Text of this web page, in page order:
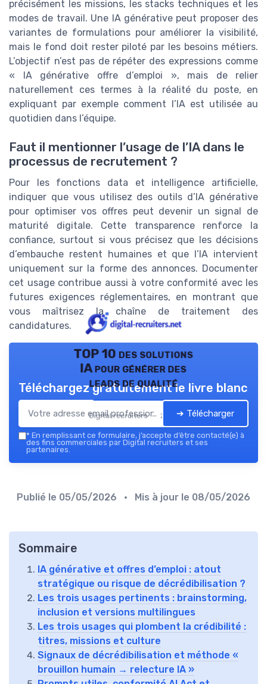
précisément les missions, les stacks techniques et les
modes de travail. Une IA générative peut proposer des
variantes de formulations pour améliorer la visibilité,
mais le fond doit rester piloté par les besoins métiers.
L’objectif n’est pas de répéter des expressions comme
« IA générative offre d’emploi », mais de relier
naturellement ces termes à la réalité du poste, en
expliquant par exemple comment l’IA est utilisée au
quotidien dans l’équipe.
Faut il mentionner l’usage de l’IA dans le
processus de recrutement ?
Pour les fonctions data et intelligence artificielle,
indiquer que vous utilisez des outils d’IA générative
pour optimiser vos offres peut devenir un signal de
maturité digitale. Cette transparence renforce la
confiance, surtout si vous précisez que les décisions
d’embauche restent humaines et que l’IA intervient
uniquement sur la forme des annonces. Documenter
cet usage contribue aussi à votre conformité avec les
futures exigences réglementaires, en montrant que
vous maîtrisez la chaîne de traitement des
candidatures.
TOP 10 des solutions
IA pour générer des
leads de qualité
Digital recruiters — 2026
Téléchargez gratuitement le livre blanc
➔ Télécharger
* En remplissant ce formulaire, j’accepte d’être contacté(e) à
des fins commerciales par Digital recruiters et ses
partenaires.
Publié le 05/05/2026 • Mis à jour le 08/05/2026
Sommaire
IA générative et offres d’emploi : atout
stratégique ou risque de décrédibilisation ?
Les trois usages pertinents : brainstorming,
inclusion et versions multilingues
Les trois usages qui plombent la crédibilité :
titres, missions et culture
Signaux de décrédibilisation et méthode «
brouillon humain → relecture IA »